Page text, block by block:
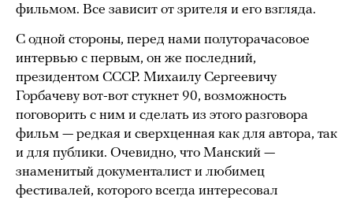
фильмом. Все зависит от зрителя и его взгляда.
С одной стороны, перед нами полуторачасовое
интервью с первым, он же последний,
президентом СССР. Михаилу Сергеевичу
Горбачеву вот-вот стукнет 90, возможность
поговорить с ним и сделать из этого разговора
фильм — редкая и сверхценная как для автора, так
и для публики. Очевидно, что Манский —
знаменитый документалист и любимец
фестивалей, которого всегда интересовал